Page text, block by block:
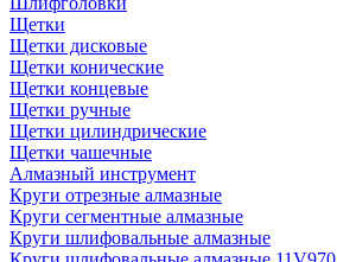
Щетки
Щетки дисковые
Щетки конические
Щетки концевые
Щетки ручные
Щетки цилиндрические
Щетки чашечные
Алмазный инструмент
Круги отрезные алмазные
Круги сегментные алмазные
Круги шлифовальные алмазные